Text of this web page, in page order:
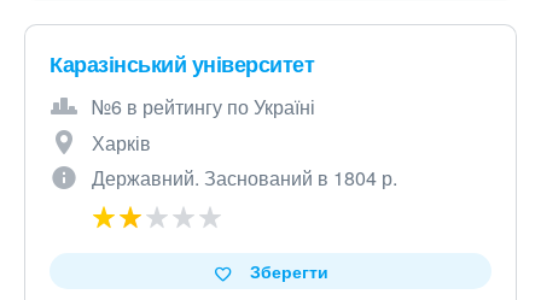
Каразінський університет
№6 в рейтингу по Україні
Харків
Державний. Заснований в 1804 р.
Зберегти